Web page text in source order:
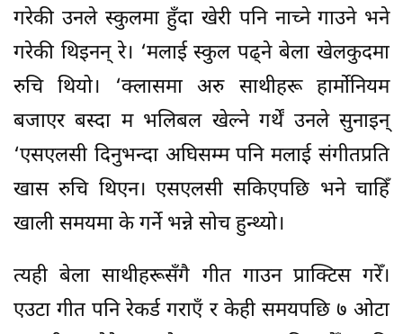
गरेकी उनले स्कुलमा हुँदा खेरी पनि नाच्ने गाउने भने
गरेकी थिइनन् रे। ‘मलाई स्कुल पढ्ने बेला खेलकुदमा
रुचि थियो। ‘क्लासमा अरु साथीहरू हार्मोनियम
बजाएर बस्दा म भलिबल खेल्ने गर्थें उनले सुनाइन्
‘एसएलसी दिनुभन्दा अघिसम्म पनि मलाई संगीतप्रति
खास रुचि थिएन। एसएलसी सकिएपछि भने चाहिँ
खाली समयमा के गर्ने भन्ने सोच हुन्थ्यो।
त्यही बेला साथीहरूसँगै गीत गाउन प्राक्टिस गरेँ।
एउटा गीत पनि रेकर्ड गराएँ र केही समयपछि ७ ओटा